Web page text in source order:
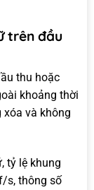
trên đầu
thu hoặc
khoảng thời
và không
tỷ lệ khung
s, thông số